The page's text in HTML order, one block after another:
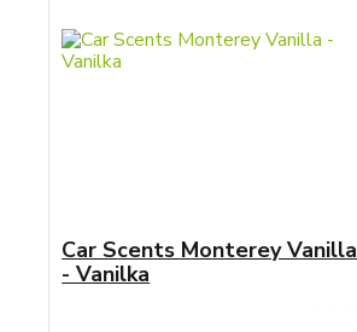
Car Scents Monterey Vanilla
- Vanilka